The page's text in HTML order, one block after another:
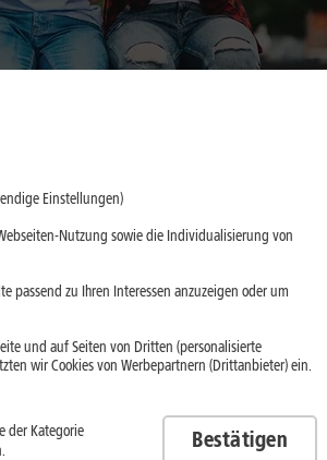
Einstellungen)
Nutzung sowie die Individualisierung von
passend zu Ihren Interessen anzuzeigen oder um
und auf Seiten von Dritten (personalisierte
wir Cookies von Werbepartnern (Drittanbieter) ein.
der Kategorie
Bestätigen